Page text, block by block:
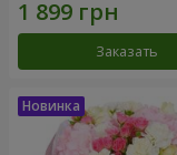
Заказать